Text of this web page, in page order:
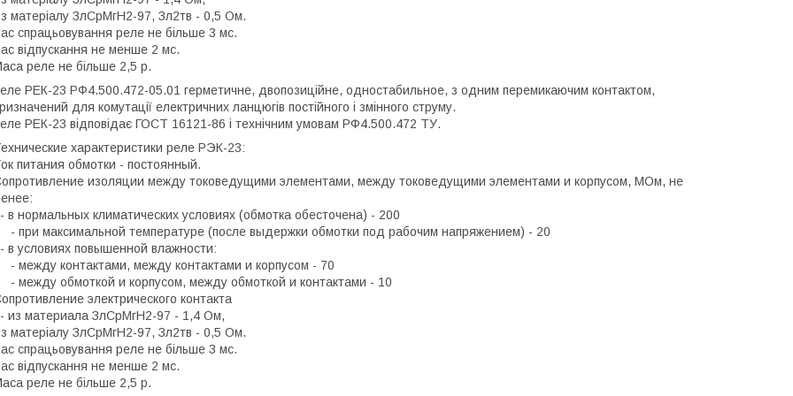
матеріалу ЗлСрМгН2-97, Зл2тв - 0,5 Ом.
спрацьовування реле не більше 3 мс.
відпускання не менше 2 мс.
реле не більше 2,5 р.
РЕК-23 РФ4.500.472-05.01 герметичне, двопозиційне, одностабильное, з одним перемикаючим контактом,
для комутації електричних ланцюгів постійного і змінного струму.
РЕК-23 відповідає ГОСТ 16121-86 і технічним умовам РФ4.500.472 ТУ.
характеристики реле РЭК-23:
питания обмотки - постоянный.
изоляции между токоведущими элементами, между токоведущими элементами и корпусом, МОм, не
- в нормальных климатических условиях (обмотка обесточена) - 200
- при максимальной температуре (после выдержки обмотки под рабочим напряжением) - 20
- в условиях повышенной влажности:
- между контактами, между контактами и корпусом - 70
- между обмоткой и корпусом, между обмоткой и контактами - 10
электрического контакта
- из материала ЗлСрМгН2-97 - 1,4 Ом,
матеріалу ЗлСрМгН2-97, Зл2тв - 0,5 Ом.
спрацьовування реле не більше 3 мс.
відпускання не менше 2 мс.
реле не більше 2,5 р.